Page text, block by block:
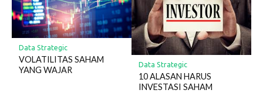
Data Strategic
VOLATILITAS SAHAM
YANG WAJAR
Data Strategic
10 ALASAN HARUS
INVESTASI SAHAM